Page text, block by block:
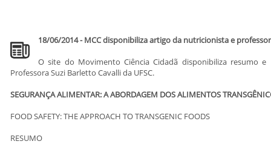
18/06/2014 - MCC disponibiliza artigo da nutricionista e
O site do Movimento Ciência Cidadã disponibiliza resumo
Professora Suzi Barletto Cavalli da UFSC.
SEGURANÇA ALIMENTAR: A ABORDAGEM DOS ALIMENTOS
FOOD SAFETY: THE APPROACH TO TRANSGENIC FOODS
RESUMO